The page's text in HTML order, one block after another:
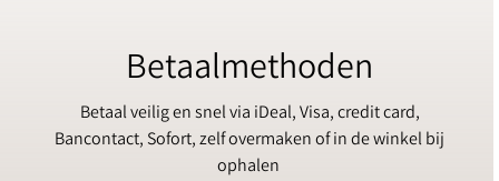
Betaalmethoden
Betaal veilig en snel via iDeal, Visa, credit card,
Bancontact, Sofort, zelf overmaken of in de winkel bij
ophalen